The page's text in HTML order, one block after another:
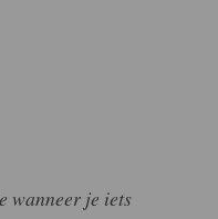
wanneer je iets